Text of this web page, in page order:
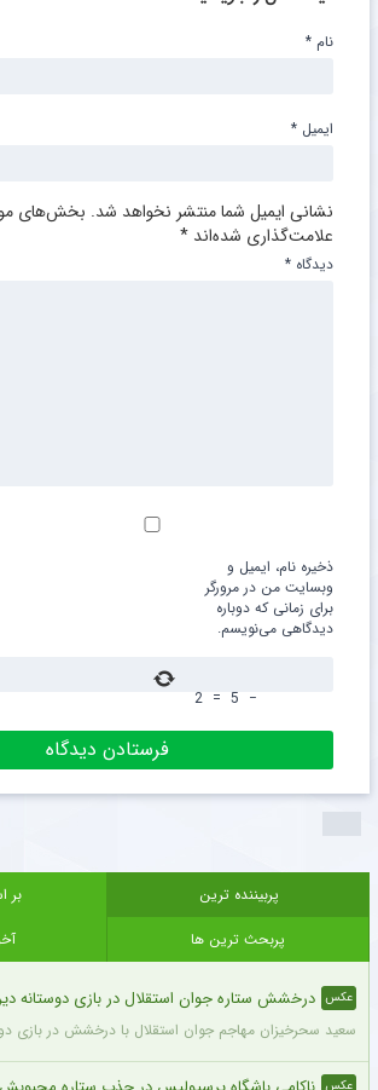
نشانی ایمیل شما منتشر نخواهد شد. بخش‌های
علامت‌گذاری شده‌اند *
دیدگاه *
نام *
ایمیل *
ذخیره نام، ایمیل و
وبسایت من در مرورگر
برای زمانی که دوباره
دیدگاهی می‌نویسم.
−
5
=
2
پربیننده ترین
بر
پربحث ترین ها
عکس درخشش ستاره جوان استقلال در بازی دوستانه
سعید سحرخیزان مهاجم جوان استقلال با درخشش در بازی
عکس